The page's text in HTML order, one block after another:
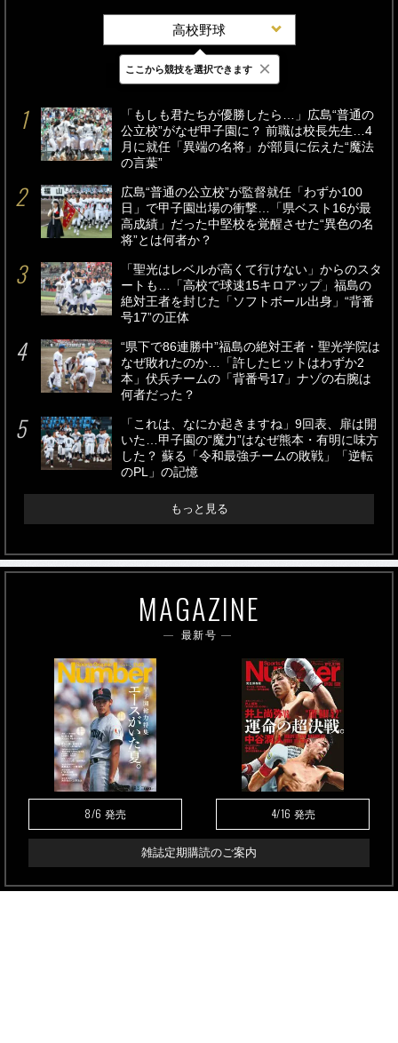
高校野球
最新 24時間 週間
「もしも君たちが優勝したら…」広島“普通の
公立校”がなぜ甲子園に？ 前職は校長先生…4
月に就任「異端の名将」が部員に伝えた“魔法
の言葉”
広島“普通の公立校”が監督就任「わずか100
日」で甲子園出場の衝撃…「県ベスト16が最
高成績」だった中堅校を覚醒させた“異色の名
将”とは何者か？
「聖光はレベルが高くて行けない」からのスタ
ートも…「高校で球速15キロアップ」福島の
絶対王者を封じた「ソフトボール出身」“背番
号17”の正体
“県下で86連勝中”福島の絶対王者・聖光学院は
なぜ敗れたのか…「許したヒットはわずか2
本」伏兵チームの「背番号17」ナゾの右腕は
何者だった？
「これは、なにか起きますね」9回表、扉は開
いた…甲子園の“魔力”はなぜ熊本・有明に味方
した？ 蘇る「令和最強チームの敗戦」「逆転
のPL」の記憶
もっと見る
MAGAZINE
最新号
8/6 発売 4/16 発売
雑誌定期購読のご案内
ここから競技を選択できます ×